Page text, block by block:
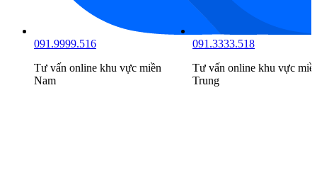
091.9999.516
Tư vấn online khu vực miền
Nam
091.3333.518
Tư vấn online khu vực
Trung